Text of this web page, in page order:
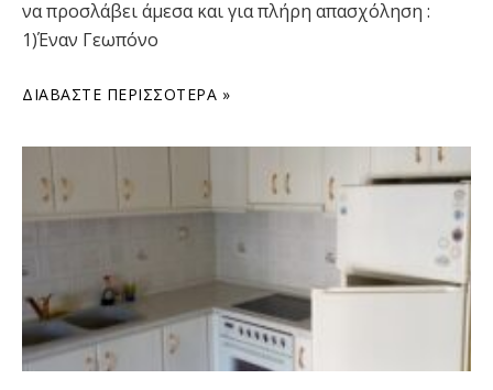
να προσλάβει άμεσα και για πλήρη απασχόληση :
1)Έναν Γεωπόνο
ΔΙΑΒΆΣΤΕ ΠΕΡΙΣΣΌΤΕΡΑ »